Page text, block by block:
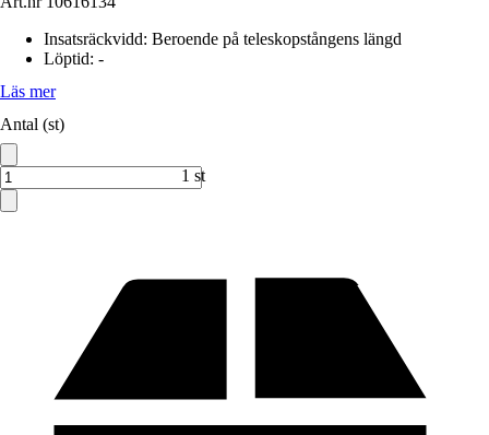
Insatsräckvidd: Beroende på teleskopstångens längd
Löptid: -
Läs mer
Antal (st)
1 st